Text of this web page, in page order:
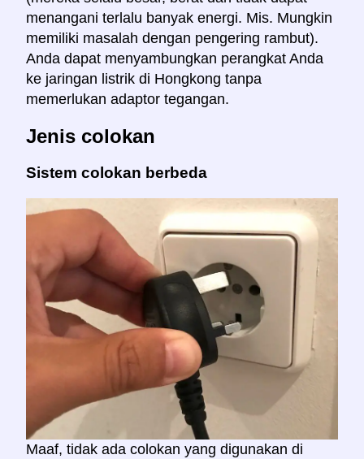
menangani terlalu banyak energi. Mis. Mungkin
memiliki masalah dengan pengering rambut).
Anda dapat menyambungkan perangkat Anda
ke jaringan listrik di Hongkong tanpa
memerlukan adaptor tegangan.
Jenis colokan
Sistem colokan berbeda
Maaf, tidak ada colokan yang digunakan di